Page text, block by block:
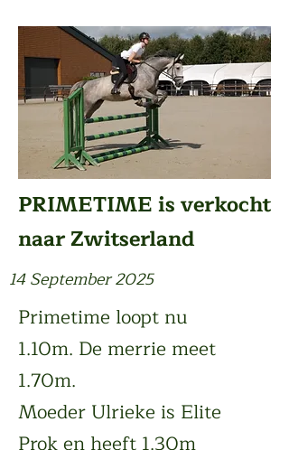
PRIMETIME is verkocht
naar Zwitserland
14 September 2025
Primetime loopt nu
1.10m. De merrie meet
1.70m.
Moeder Ulrieke is Elite